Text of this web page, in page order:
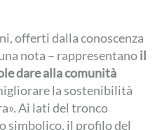
offerti dalla conoscenza
nota – rappresentanoil
dare alla comunità
la sostenibilità
Ai lati del tronco
simbolico, il profilo del